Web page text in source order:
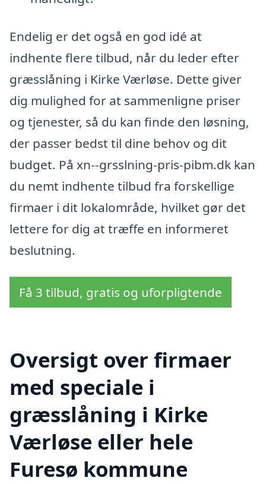
Endelig er det også en god idé at
indhente flere tilbud, når du leder efter
græsslåning i Kirke Værløse. Dette giver
dig mulighed for at sammenligne priser
og tjenester, så du kan finde den løsning,
der passer bedst til dine behov og dit
budget. På xn--grsslning-pris-pibm.dk kan
du nemt indhente tilbud fra forskellige
firmaer i dit lokalområde, hvilket gør det
lettere for dig at træffe en informeret
beslutning.
Få 3 tilbud, gratis og uforpligtende
Oversigt over firmaer
med speciale i
græsslåning i Kirke
Værløse eller hele
Furesø kommune